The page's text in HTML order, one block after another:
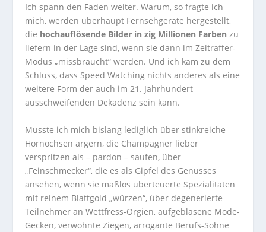
Ich spann den Faden weiter. Warum, so fragte ich
mich, werden überhaupt Fernsehgeräte hergestellt,
die hochauflösende Bilder in zig Millionen Farben zu
liefern in der Lage sind, wenn sie dann im Zeitraffer-
Modus „missbraucht“ werden. Und ich kam zu dem
Schluss, dass Speed Watching nichts anderes als eine
weitere Form der auch im 21. Jahrhundert
ausschweifenden Dekadenz sein kann.
Musste ich mich bislang lediglich über stinkreiche
Hornochsen ärgern, die Champagner lieber
verspritzen als – pardon – saufen, über
„Feinschmecker“, die es als Gipfel des Genusses
ansehen, wenn sie maßlos überteuerte Spezialitäten
mit reinem Blattgold „würzen“, über degenerierte
Teilnehmer an Wettfress-Orgien, aufgeblasene Mode-
Gecken, verwöhnte Ziegen, arrogante Berufs-Söhne